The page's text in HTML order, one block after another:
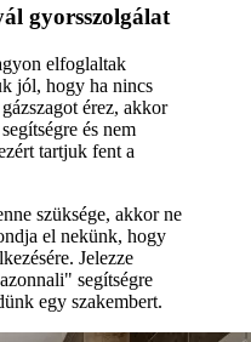
gyorsszolgálat
elfoglaltak
jól, hogy ha nincs
érez, akkor
és nem
tartjuk fent a
szüksége, akkor ne
el nekünk, hogy
Jelezze
segítségre
egy szakembert.